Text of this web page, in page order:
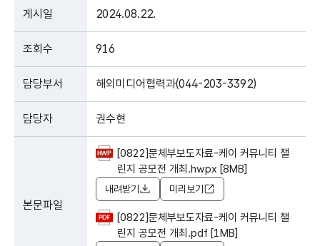
게시일 2024.08.22.
조회수 916
담당부서 해외미디어협력과(044-203-3392)
담당자 권수현
본문파일
[0822]문체부보도자료-케이 커뮤니티 챌
린지 공모전 개최.hwpx [8MB]
내려받기 미리보기
[0822]문체부보도자료-케이 커뮤니티 챌
린지 공모전 개최.pdf [1MB]